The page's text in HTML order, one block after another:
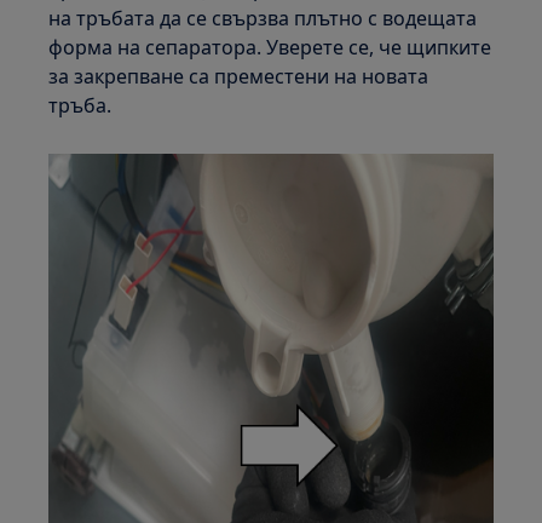
на тръбата да се свързва плътно с водещата
форма на сепаратора. Уверете се, че щипките
за закрепване са преместени на новата
тръба.